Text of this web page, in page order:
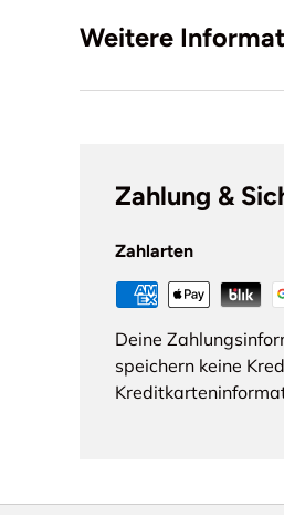
Weitere
Zahlung &
Zahlarten
Deine
speichern keine